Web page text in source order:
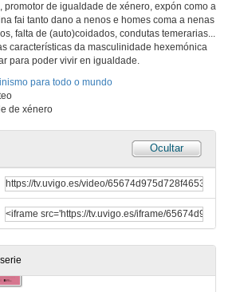
promotor de igualdade de xénero, expón como a
fai tanto dano a nenos e homes coma a nenas
falta de (auto)coidados, condutas temerarias...
características da masculinidade hexemónica
para poder vivir en igualdade.
para todo o mundo
de xénero
Ocultar
Construírnos dende as propias subversións
29 de nov. de 2023
29 de nov. de 2023